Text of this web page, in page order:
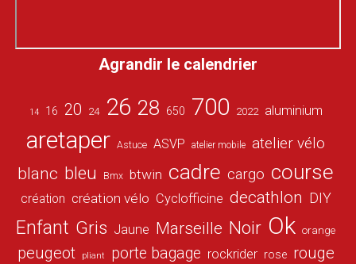
Agrandir le calendrier
14 16 20 24 26 28 650 700 2022 aluminium
aretaper Astuce ASVP atelier mobile atelier vélo
blanc bleu Bmx btwin cadre cargo course
création création vélo Cyclofficine decathlon DIY
Enfant Gris Jaune Marseille Noir Ok orange
peugeot pliant porte bagage rockrider rose rouge